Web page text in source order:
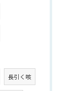
長引く咳